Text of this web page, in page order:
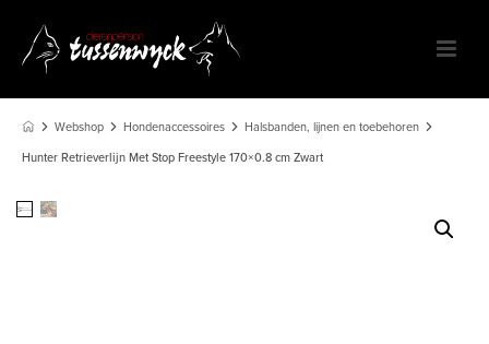
Webshop Hondenaccessoires Halsbanden, lijnen en toebehoren
Hunter Retrieverlijn Met Stop Freestyle 170×0.8 cm Zwart